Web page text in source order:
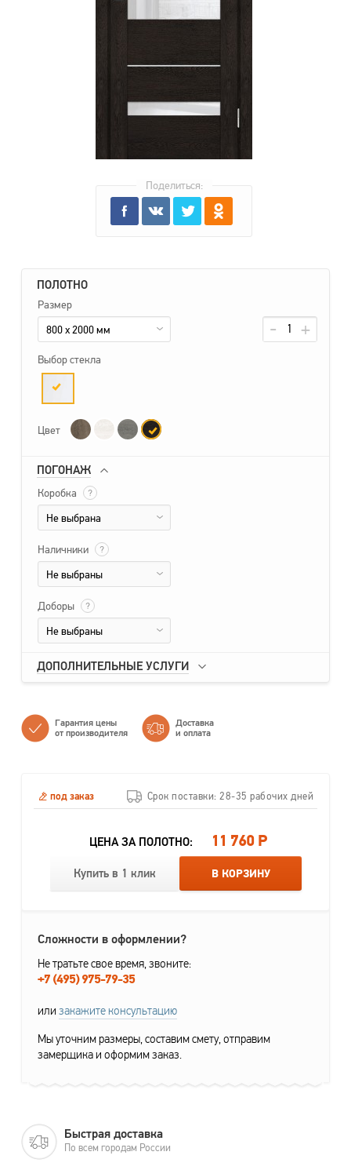
ПОЛОТНО
Размер
800 x 2000 мм
Выбор стекла
Цвет
ПОГОНАЖ
Коробка ?
Не выбрана
Наличники ?
Не выбраны
Доборы ?
Не выбраны
ДОПОЛНИТЕЛЬНЫЕ УСЛУГИ
Поделиться:
Гарантия цены
от производителя
Доставка
и оплата
под заказ Срок поставки: 28-35 рабочих дней
ЦЕНА ЗА ПОЛОТНО: 11 760 Р
Купить в 1 клик В КОРЗИНУ
Сложности в оформлении?
Не тратьте свое время, звоните:
+7 (495) 975-79-35
или закажите консультацию
Мы уточним размеры, составим смету, отправим
замерщика и оформим заказ.
Быстрая доставка
По всем городам России